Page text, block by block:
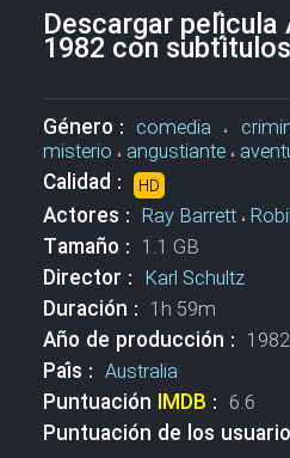
Descargar
1982 con subtítulos
Género : comedia ،
misterio ، angustiante،
Calidad : HD
Actores : Ray Barrett،
Tamaño : 1.1 GB
Director : Karl Schultz
Duración : 1h 59m
Año de producción : 1982
País : Australia
Puntuación IMDB : 6.6
Puntuación de los